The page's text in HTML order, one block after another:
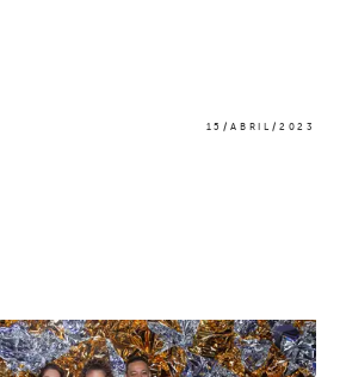
15/ABRIL/2023